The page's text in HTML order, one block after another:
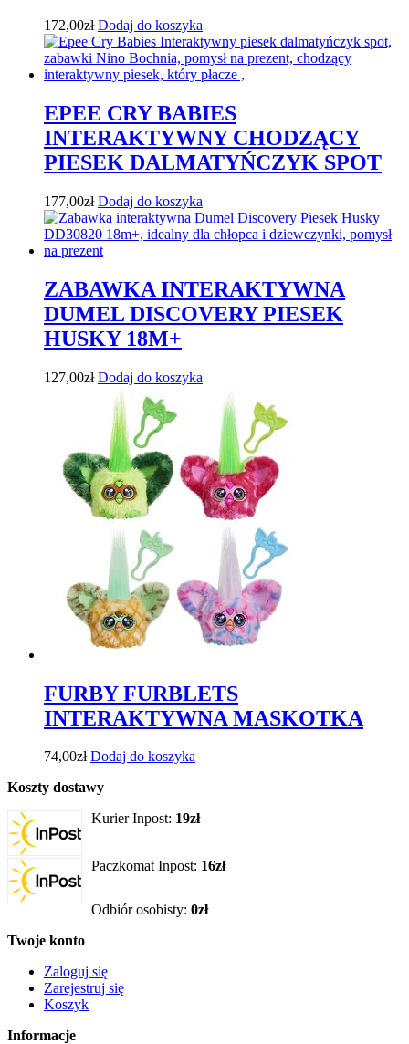
172,00zł Dodaj do koszyka
EPEE CRY BABIES
INTERAKTYWNY CHODZĄCY
PIESEK DALMATYŃCZYK SPOT
177,00zł Dodaj do koszyka
ZABAWKA INTERAKTYWNA
DUMEL DISCOVERY PIESEK
HUSKY 18M+
127,00zł Dodaj do koszyka
FURBY FURBLETS
INTERAKTYWNA MASKOTKA
74,00zł Dodaj do koszyka
Koszty dostawy
Kurier Inpost: 19zł
Paczkomat Inpost: 16zł
Odbiór osobisty: 0zł
Twoje konto
Zaloguj się
Zarejestruj się
Koszyk
Informacje